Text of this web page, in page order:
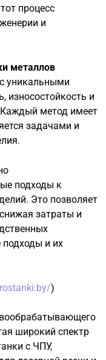
процесс
и
металлов
уникальными
износостойкость и
Каждый метод имеет
задачами и
подходы к
Это позволяет
затраты и
и их
)
широкий спектр
с ЧПУ,